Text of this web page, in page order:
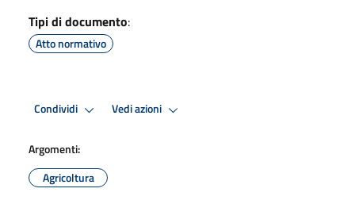
Tipi di documento:
Atto normativo
Condividi Vedi azioni
Argomenti:
Agricoltura